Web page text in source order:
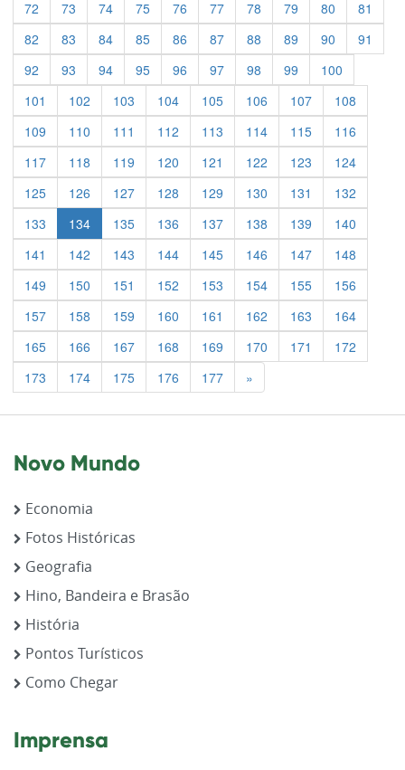
72 73 74 75 76 77 78 79 80
81
82
83 84 85 86 87 88 89 90
91
92
93 94 95 96 97 98 99
100
101
102 103 104 105 106 107
108
109
110 111 112 113 114 115
116
117
118 119 120 121 122 123
124
125
126 127 128 129 130 131
132
133
134 135 136 137 138 139
140
141
142 143 144 145 146 147
148
149
150 151 152 153 154 155
156
157
158 159 160 161 162 163
164
165
166 167 168 169 170 171
172
173
174 175 176 177 »
Novo Mundo
Economia
Fotos Históricas
Geografia
Hino, Bandeira e Brasão
História
Pontos Turísticos
Como Chegar
Imprensa